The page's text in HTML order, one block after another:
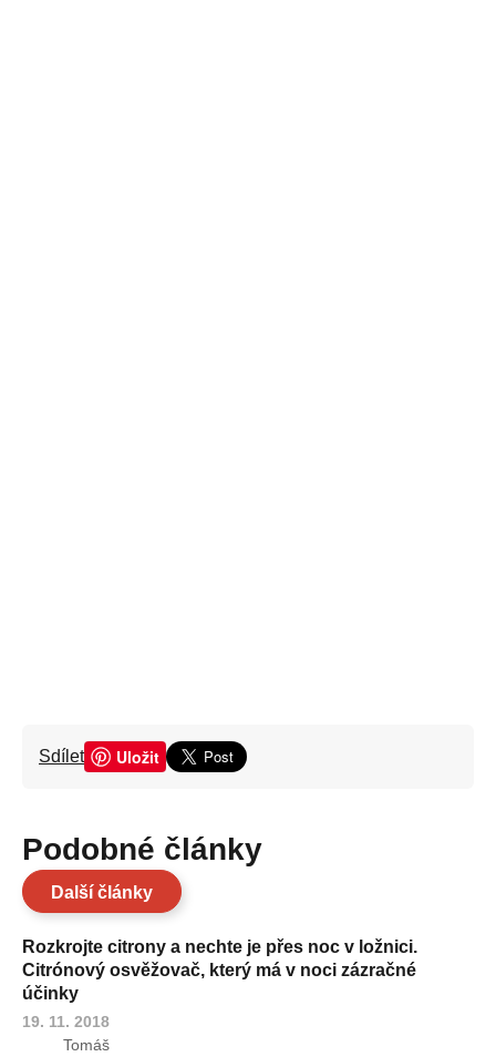
Sdílet Uložit
Podobné články
Další články
Rozkrojte citrony a nechte je přes noc v ložnici.
Citrónový osvěžovač, který má v noci zázračné
účinky
19. 11. 2018
Tomáš